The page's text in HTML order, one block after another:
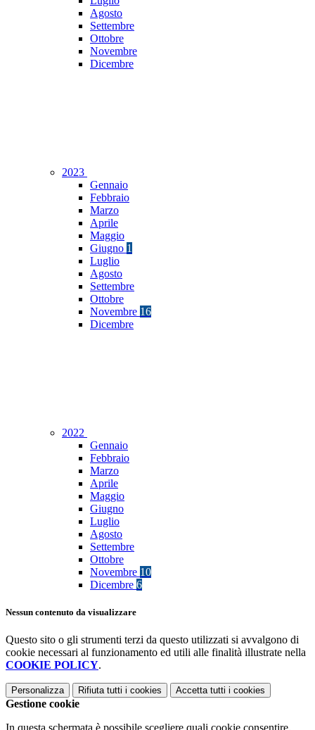
Agosto
Settembre
Ottobre
Novembre
Dicembre
2023
Gennaio
Febbraio
Marzo
Aprile
Maggio
Giugno 1
Luglio
Agosto
Settembre
Ottobre
Novembre 16
Dicembre
2022
Gennaio
Febbraio
Marzo
Aprile
Maggio
Giugno
Luglio
Agosto
Settembre
Ottobre
Novembre 10
Dicembre 6
Nessun contenuto da visualizzare
Questo sito o gli strumenti terzi da questo utilizzati si avvalgono di
cookie necessari al funzionamento ed utili alle finalità illustrate nella
COOKIE POLICY.
Personalizza Rifiuta tutti i cookies Accetta tutti i cookies
Gestione cookie